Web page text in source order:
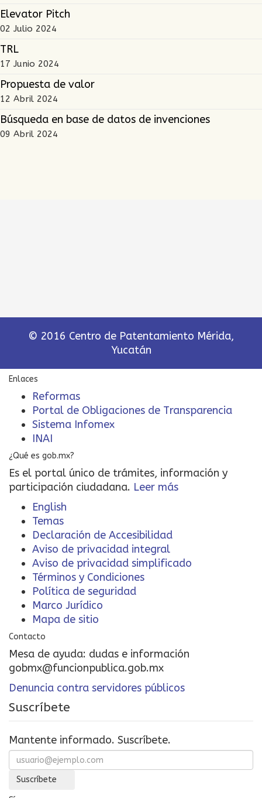
Elevator Pitch
02 Julio 2024
TRL
17 Junio 2024
Propuesta de valor
12 Abril 2024
Búsqueda en base de datos de invenciones
09 Abril 2024
© 2016 Centro de Patentamiento Mérida,
Yucatán
Enlaces
Reformas
Portal de Obligaciones de Transparencia
Sistema Infomex
INAI
¿Qué es gob.mx?
Es el portal único de trámites, información y
participación ciudadana. Leer más
English
Temas
Declaración de Accesibilidad
Aviso de privacidad integral
Aviso de privacidad simplificado
Términos y Condiciones
Política de seguridad
Marco Jurídico
Mapa de sitio
Contacto
Mesa de ayuda: dudas e información
gobmx@funcionpublica.gob.mx
Denuncia contra servidores públicos
Suscríbete
Mantente informado. Suscríbete.
Suscríbete